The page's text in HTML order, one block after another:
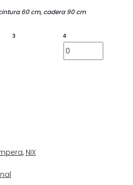
60 cm, cadera 90 cm
3
4
, NIX